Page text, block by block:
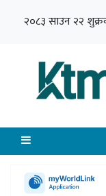
२०८३ साउन २२